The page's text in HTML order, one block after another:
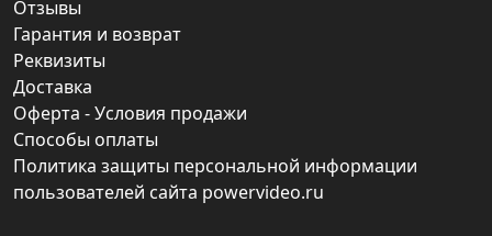
Отзывы
Гарантия и возврат
Реквизиты
Доставка
Оферта - Условия продажи
Способы оплаты
Политика защиты персональной информации
пользователей сайта powervideo.ru